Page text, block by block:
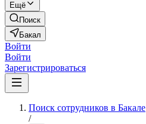
Ещё
Поиск
Бакал
Войти
Войти
Зарегистрироваться
Поиск сотрудников в Бакале
/